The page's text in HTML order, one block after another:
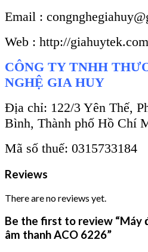
Email :
Web : http://giahuytek.com
CÔNG TY TNHH
NGHỆ GIA HUY
Địa chỉ: 122/3 Yên Thế,
Bình, Thành phố Hồ Chí
Mã số thuế: 0315733184
Reviews
There are no reviews yet.
Be the first to review “Máy
âm thanh ACO 6226”